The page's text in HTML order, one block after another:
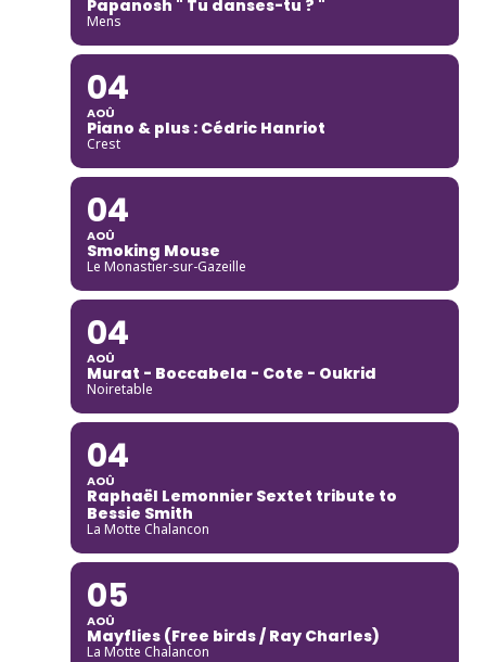
Papanosh " Tu danses-tu ? "
Mens
04
AOÛ
Piano & plus : Cédric Hanriot
Crest
04
AOÛ
Smoking Mouse
Le Monastier-sur-Gazeille
04
AOÛ
Murat - Boccabela - Cote - Oukrid
Noiretable
04
AOÛ
Raphaël Lemonnier Sextet tribute to
Bessie Smith
La Motte Chalancon
05
AOÛ
Mayflies (Free birds / Ray Charles)
La Motte Chalancon